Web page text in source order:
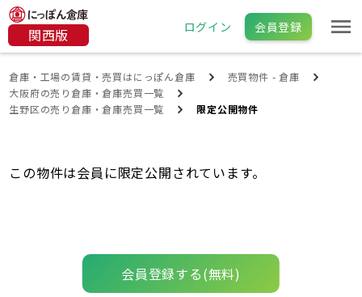
関西版 ログイン 会員登録
倉庫・工場の賃貸・売買はにっぽん倉庫
売買物件 - 倉庫
大阪府の売り倉庫・倉庫売買一覧
生野区の売り倉庫・倉庫売買一覧
限定公開物件
この物件は会員に限定公開されています。
会員登録する(無料)